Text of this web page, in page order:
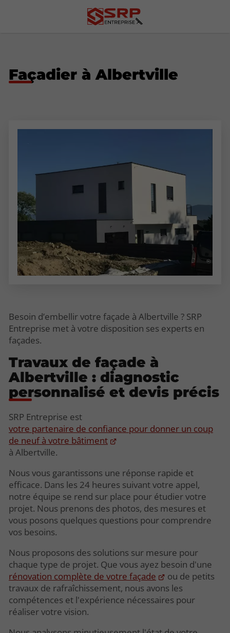
Façadier à Albertville
Besoin d’embellir votre façade à Albertville ? SRP
Entreprise met à votre disposition ses experts en
façades.
Travaux de façade à
Albertville : diagnostic
personnalisé et devis précis
SRP Entreprise est
votre partenaire de confiance pour donner un coup
de neuf à votre bâtiment
à Albertville.
Nous vous garantissons une réponse rapide et
efficace. Dans les 24 heures suivant votre appel,
notre équipe se rend sur place pour étudier votre
projet. Nous prenons des photos, des mesures et
vous posons quelques questions pour comprendre
vos besoins.
Nous proposons des solutions sur mesure pour
chaque type de projet. Que vous ayez besoin d'une
rénovation complète de votre façade
ou de petits
travaux de rafraîchissement, nous avons les
compétences et l'expérience nécessaires pour
réaliser votre vision.